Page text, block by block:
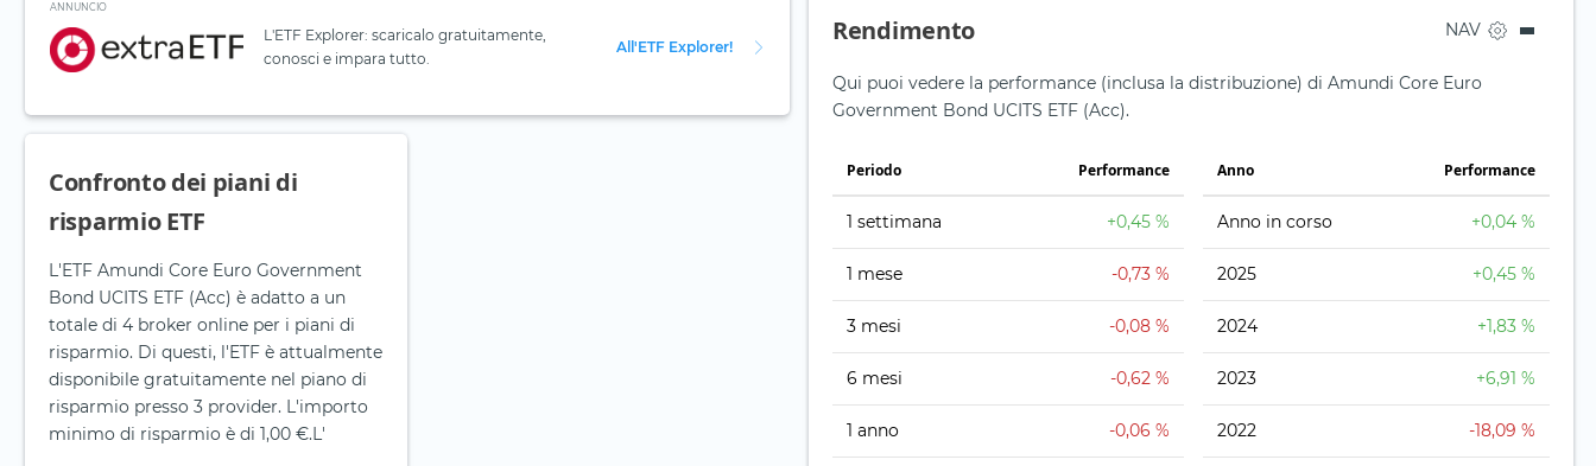
ANNUNCIO
L'ETF Explorer: scaricalo gratuitamente,
conosci e impara tutto.
All'ETF Explorer!
Confronto dei piani di
risparmio ETF
L'ETF Amundi Core Euro Government
Bond UCITS ETF (Acc) è adatto a un
totale di 4 broker online per i piani di
risparmio. Di questi, l'ETF è attualmente
disponibile gratuitamente nel piano di
risparmio presso 3 provider. L'importo
minimo di risparmio è di 1,00 €.L'
Rendimento NAV
Qui puoi vedere la performance (inclusa la distribuzione) di Amundi Core Euro
Government Bond UCITS ETF (Acc).
Periodo Performance
1 settimana +0,45 %
1 mese -0,73 %
3 mesi -0,08 %
6 mesi -0,62 %
1 anno -0,06 %
Anno Performance
Anno in corso +0,04 %
2025 +0,45 %
2024 +1,83 %
2023 +6,91 %
2022 -18,09 %